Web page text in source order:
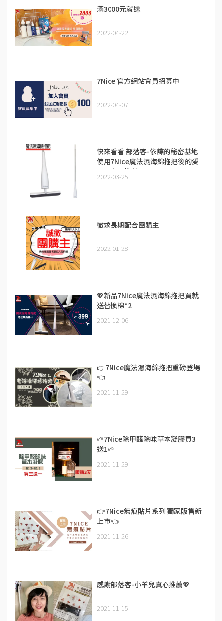
滿3000元就送
2022-04-22
7Nice 官方網站會員招募中
2022-04-07
快來看看 部落客-依諜的秘密基地
使用7Nice魔法濕海綿拖把後的愛
用及真心推薦
2022-03-25
徵求長期配合團購主
2022-01-28
💖新品7Nice魔法濕海綿拖把買就
送替換棉*2
2021-12-06
👉7Nice魔法濕海綿拖把重磅登場
👈
2021-11-29
🌱7Nice除甲醛除味草本凝膠買3
送1🌱
2021-11-29
👉7Nice無痕貼片系列 獨家販售新
上市👈
2021-11-26
感謝部落客-小羊兒真心推薦💖
2021-11-15